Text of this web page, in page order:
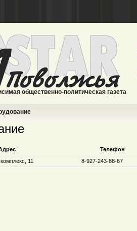
общественно-политическая газета
Телефон
11 8-927-243-88-67